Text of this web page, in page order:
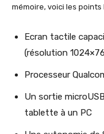
mémoire, voici les
Ecran tactile
(résolution
Processeur
Un sortie
tablette à un PC